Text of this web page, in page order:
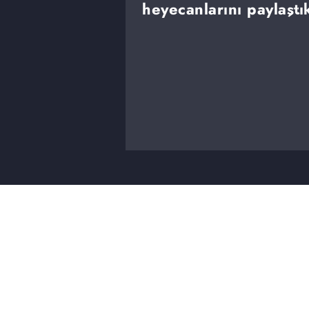
heyecanlarını